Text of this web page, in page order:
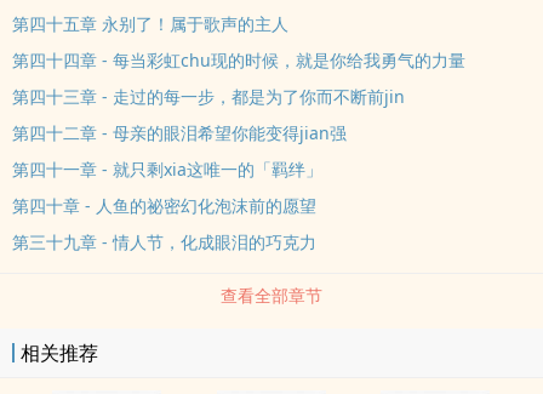
第四十五章 永别了！属于歌声的主人
第四十四章 - 每当彩虹chu现的时候，就是你给我勇气的力量
第四十三章 - 走过的每一步，都是为了你而不断前jin
第四十二章 - 母亲的眼泪希望你能变得jian强
第四十一章 - 就只剩xia这唯一的「羁绊」
第四十章 - 人鱼的祕密幻化泡沫前的愿望
第三十九章 - 情人节，化成眼泪的巧克力
查看全部章节
相关推荐